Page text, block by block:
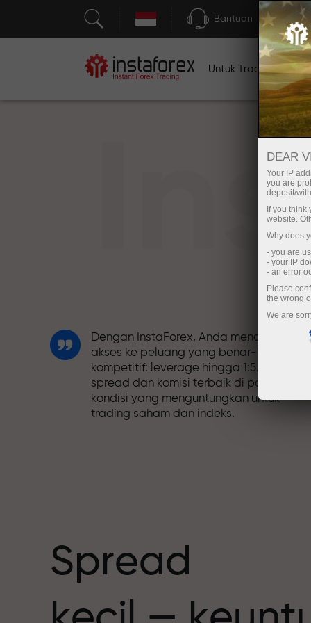
Bantuan
Untuk Traders
Dengan InstaForex, Anda mendapatkan
akses ke peluang yang benar-benar
kompetitif: leverage hingga 1:5.000,
spread dan komisi terbaik di pasar, dan
kondisi yang menguntungkan untuk
trading saham dan indeks.
nilai yang sama. Aleš Loprais
menghadirkan unsur-unsur kecepatan
Spread
DEAR
Your IP
you are
deposit/
If you
website.
Why does
- you are
- your IP
- an error
Please
the wrong
We are